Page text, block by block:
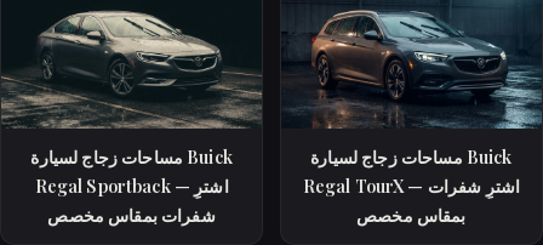
مساحات زجاج لسيارة Buick
Regal Sportback — اشترِ
شفرات بمقاس مخصص
مساحات زجاج لسيارة Buick
Regal TourX — اشترِ شفرات
بمقاس مخصص